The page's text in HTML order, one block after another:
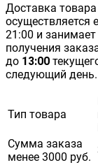
Доставка
21:00 и
получения
до 13:00
следующий день.
Тип товара
Сумма заказа
менее 3000 руб.